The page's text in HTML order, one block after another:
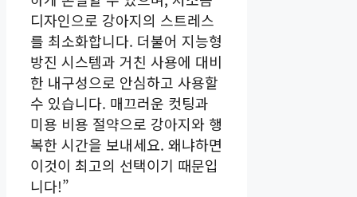
디자인으로 강아지의 스트레스
를 최소화합니다. 더불어 지능형
방진 시스템과 거친 사용에 대비
한 내구성으로 안심하고 사용할
수 있습니다. 매끄러운 컷팅과
미용 비용 절약으로 강아지와 행
복한 시간을 보내세요. 왜냐하면
이것이 최고의 선택이기 때문입
니다!”